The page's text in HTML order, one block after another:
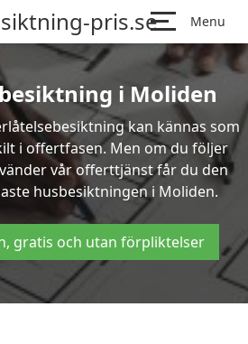
pris.se Menu
i Moliden
kan kännas som
i offertfasen. Men om du följer
vår offerttjänst får du den
husbesiktningen i Moliden.
gratis och utan förpliktelser